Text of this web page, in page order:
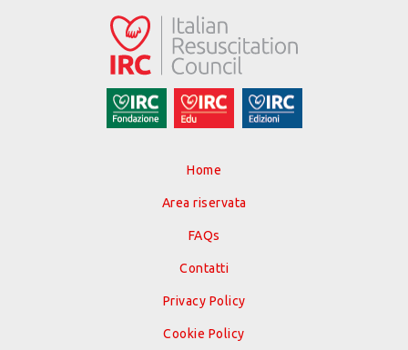
Home
Area riservata
FAQs
Contatti
Privacy Policy
Cookie Policy